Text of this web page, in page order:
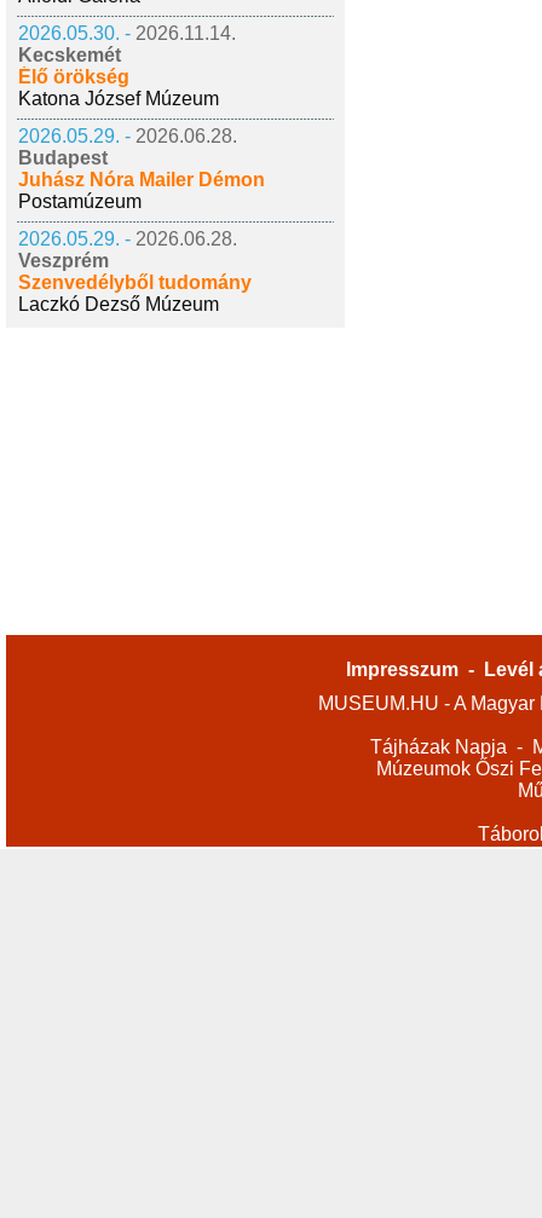
2026.05.30. - 2026.11.14.
Kecskemét
Élő örökség
Katona József Múzeum
2026.05.29. - 2026.06.28.
Budapest
Juhász Nóra Mailer Démon
Postamúzeum
2026.05.29. - 2026.06.28.
Veszprém
Szenvedélyből tudomány
Laczkó Dezső Múzeum
Impresszum -
Levél
MUSEUM.HU - A
Tájházak Napja -
Múzeumok Őszi